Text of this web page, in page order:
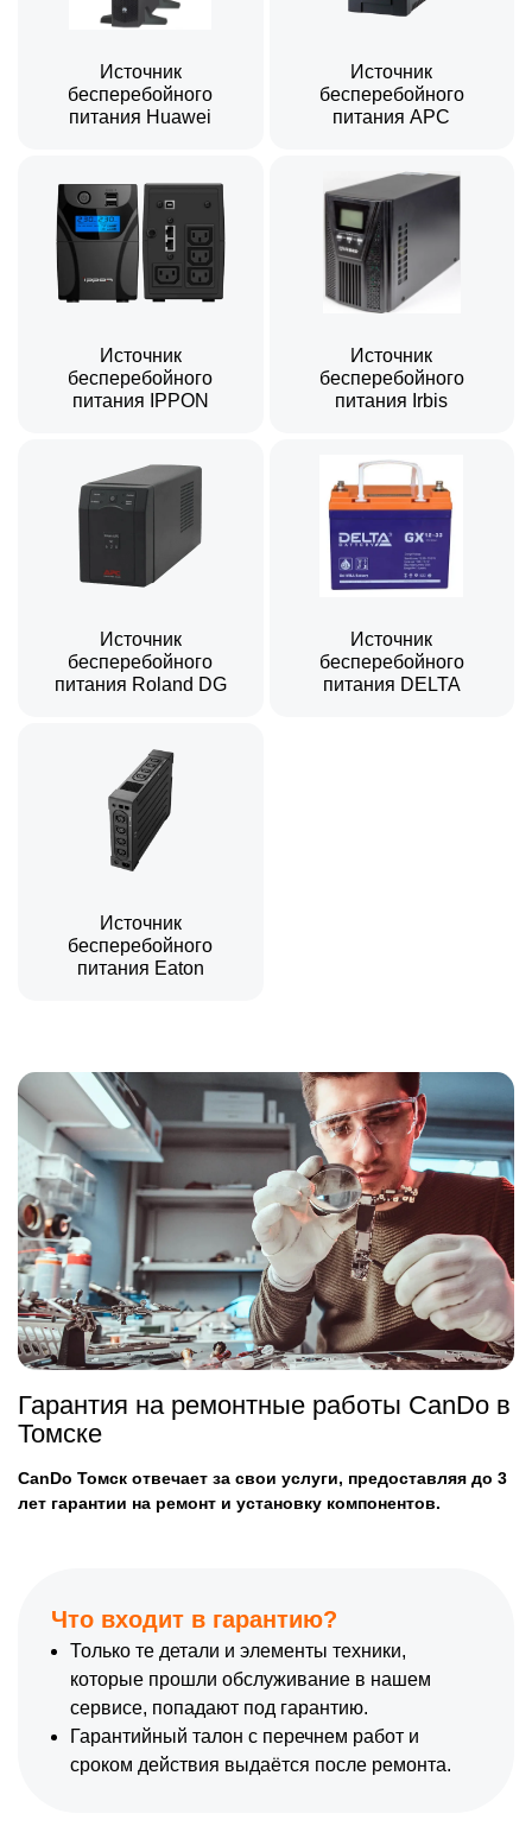
Источник
бесперебойного
питания Huawei
Источник
бесперебойного
питания APC
Источник
бесперебойного
питания IPPON
Источник
бесперебойного
питания Irbis
Источник
бесперебойного
питания Roland DG
Источник
бесперебойного
питания DELTA
Источник
бесперебойного
питания Eaton
Гарантия на ремонтные работы CanDo в
Томске
CanDo Томск отвечает за свои услуги, предоставляя до 3
лет гарантии на ремонт и установку компонентов.
Что входит в гарантию?
Только те детали и элементы техники,
которые прошли обслуживание в нашем
сервисе, попадают под гарантию.
Гарантийный талон с перечнем работ и
сроком действия выдаётся после ремонта.